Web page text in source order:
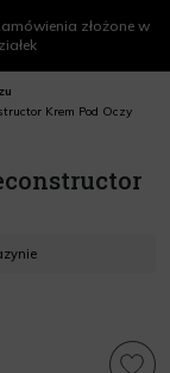
złożone w
Krem Pod Oczy